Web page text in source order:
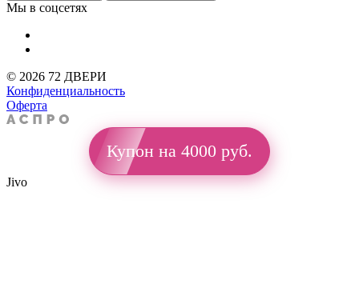
Мы в соцсетях
© 2026 72 ДВЕРИ
Конфиденциальность
Оферта
Купон на 4000 руб.
Jivo